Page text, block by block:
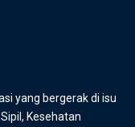
yang bergerak di isu
Kesehatan